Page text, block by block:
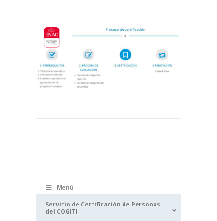
Menú
Servicio de Certificación de Personas
del COGITI